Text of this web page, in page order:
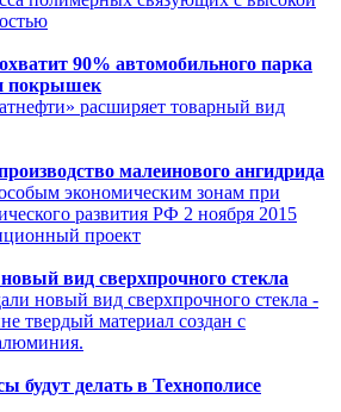
90% автомобильного парка
покрышек
расширяет товарный вид
малеинового ангидрида
экономическим зонам при
развития РФ 2 ноября 2015
проект
вид сверхпрочного стекла
новый вид сверхпрочного стекла -
твердый материал создан с
будут делать в Технополисе